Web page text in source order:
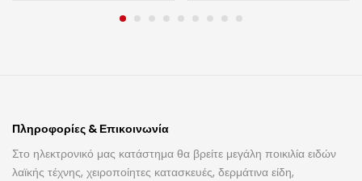
Πληροφορίες & Επικοινωνία
Στο ηλεκτρονικό μας κατάστημα θα βρείτε μεγάλη ποικιλία ειδών
λαϊκής τέχνης, χειροποίητες κατασκευές, δερμάτινα είδη,